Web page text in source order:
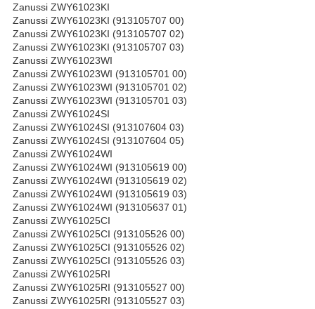
Zanussi ZWY61023KI
Zanussi ZWY61023KI (913105707 00)
Zanussi ZWY61023KI (913105707 02)
Zanussi ZWY61023KI (913105707 03)
Zanussi ZWY61023WI
Zanussi ZWY61023WI (913105701 00)
Zanussi ZWY61023WI (913105701 02)
Zanussi ZWY61023WI (913105701 03)
Zanussi ZWY61024SI
Zanussi ZWY61024SI (913107604 03)
Zanussi ZWY61024SI (913107604 05)
Zanussi ZWY61024WI
Zanussi ZWY61024WI (913105619 00)
Zanussi ZWY61024WI (913105619 02)
Zanussi ZWY61024WI (913105619 03)
Zanussi ZWY61024WI (913105637 01)
Zanussi ZWY61025CI
Zanussi ZWY61025CI (913105526 00)
Zanussi ZWY61025CI (913105526 02)
Zanussi ZWY61025CI (913105526 03)
Zanussi ZWY61025RI
Zanussi ZWY61025RI (913105527 00)
Zanussi ZWY61025RI (913105527 03)